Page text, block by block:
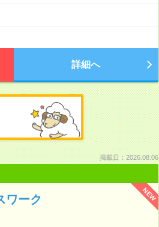
詳細へ
掲載日：2026.08.06
NEW
ワーク